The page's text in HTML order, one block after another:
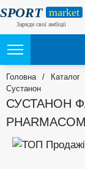
SPORT market
Заряди свої амбіції
Головна / Каталог
Сустанон
СУСТАНОН